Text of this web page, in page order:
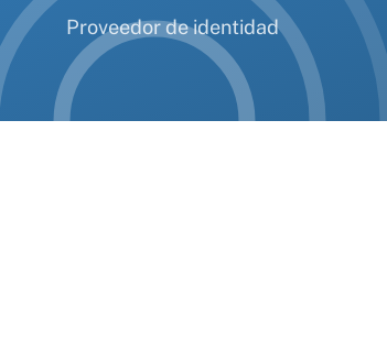
Proveedor de identidad